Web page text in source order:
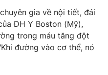
gia về nội tiết, đái
ĐH Y Boston (Mỹ),
trong máu tăng đột
đường vào cơ thể, nó